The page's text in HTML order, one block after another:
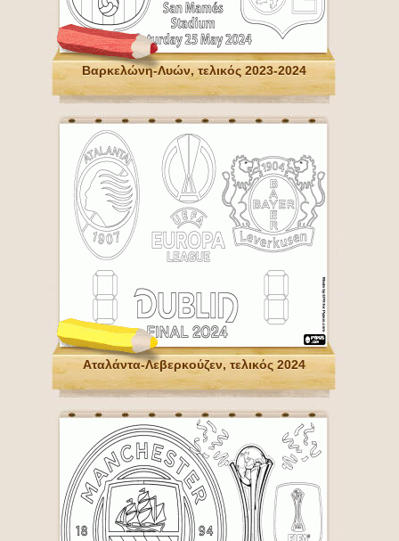
Βαρκελώνη-Λυών, τελικός 2023-2024
Αταλάντα-Λεβερκούζεν, τελικός 2024